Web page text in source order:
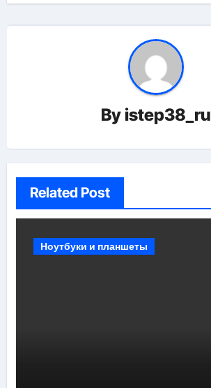
By istep38_ru
Related Post
Ноутбуки и планшеты